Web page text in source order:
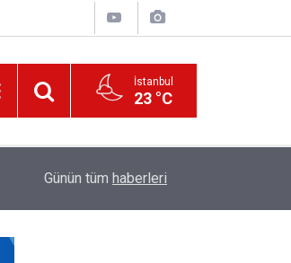
İstanbul
23 °C
O Öğretmenlerin Yaz Tatili 17 Ağustos'ta Sona
Günün tüm haberleri